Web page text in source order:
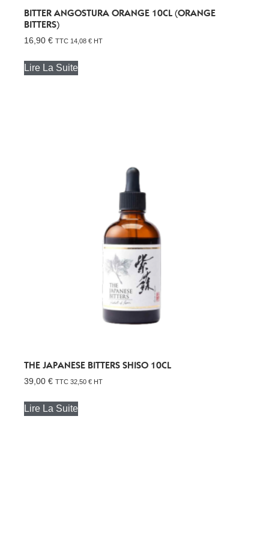
BITTER ANGOSTURA ORANGE 10CL (ORANGE
BITTERS)
16,90 € TTC 14,08 € HT
Lire La Suite
THE JAPANESE BITTERS SHISO 10CL
39,00 € TTC 32,50 € HT
Lire La Suite